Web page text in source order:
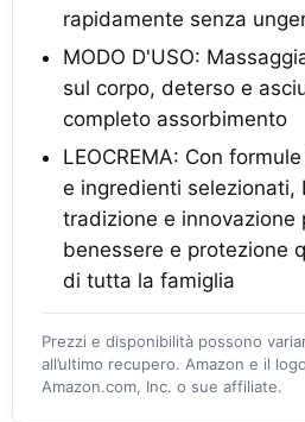
rapidamente senza
MODO D'USO:
sul corpo, deterso e
completo assorbimento
LEOCREMA: Con
e ingredienti selezionati,
tradizione e innovazione
benessere e protezione
di tutta la famiglia
Prezzi e disponibilità possono
all’ultimo recupero. Amazon e il
Amazon.com, Inc. o sue affiliate.